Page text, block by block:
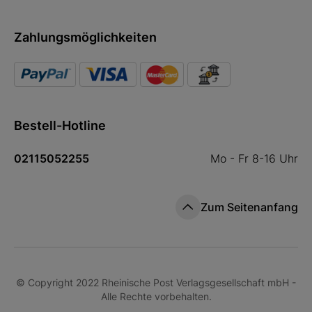
Zahlungsmöglichkeiten
Bestell-Hotline
02115052255 Mo - Fr 8-16 Uhr
Zum Seitenanfang
© Copyright 2022 Rheinische Post Verlagsgesellschaft mbH -
Alle Rechte vorbehalten.